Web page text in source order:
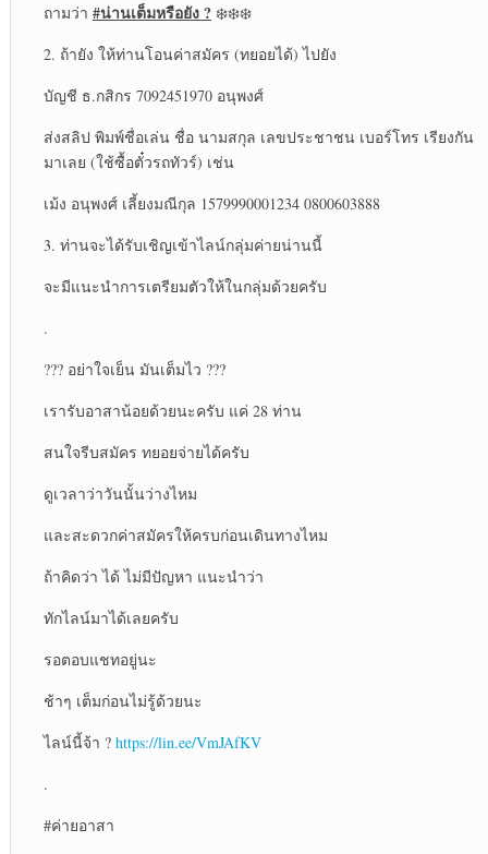
ถามว่า #น่านเต็มหรือยัง ?❄️❄️❄️
2. ถ้ายัง ให้ท่านโอนค่าสมัคร (ทยอยได้) ไปยัง
บัญชี ธ.กสิกร 7092451970 อนุพงศ์
ส่งสลิป พิมพ์ชื่อเล่น ชื่อ นามสกุล เลขประชาชน เบอร์โทร เรียงกัน
มาเลย (ใช้ซื้อตั๋วรถทัวร์) เช่น
เม้ง อนุพงศ์ เลี้ยงมณีกุล 1579990001234 0800603888
3. ท่านจะได้รับเชิญเข้าไลน์กลุ่มค่ายน่านนี้
จะมีแนะนำการเตรียมตัวให้ในกลุ่มด้วยครับ
.
??? อย่าใจเย็น มันเต็มไว ???
เรารับอาสาน้อยด้วยนะครับ แค่ 28 ท่าน
สนใจรีบสมัคร ทยอยจ่ายได้ครับ
ดูเวลาว่าวันนั้นว่างไหม
และสะดวกค่าสมัครให้ครบก่อนเดินทางไหม
ถ้าคิดว่า ได้ ไม่มีปัญหา แนะนำว่า
ทักไลน์มาได้เลยครับ
รอตอบแชทอยู่นะ
ช้าๆ เต็มก่อนไม่รู้ด้วยนะ
ไลน์นี้จ้า ? https://lin.ee/VmJAfKV
.
#ค่ายอาสา